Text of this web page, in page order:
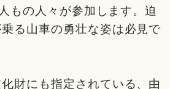
もの人々が参加します。迫
る山車の勇壮な姿は必見で
財にも指定されている、由